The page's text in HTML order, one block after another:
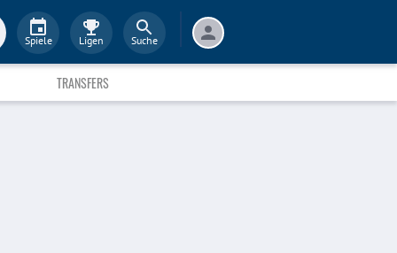
Spiele Ligen Suche
TRANSFERS